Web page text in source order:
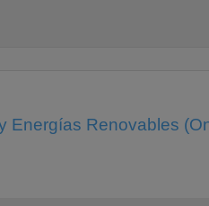
Energías Renovables